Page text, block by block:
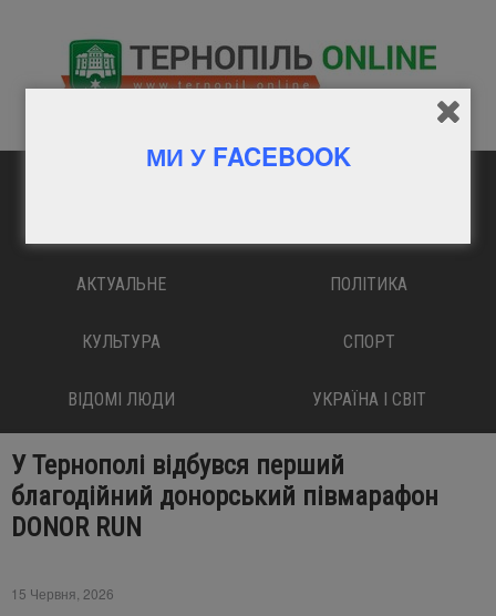
АКТУАЛЬНЕ ПОЛІТИКА
КУЛЬТУРА СПОРТ
ВІДОМІ ЛЮДИ УКРАЇНА І СВІТ
У Тернополі відбувся перший
благодійний донорський півмарафон
DONOR RUN
15 Червня, 2026
МИ У FACEBOOK